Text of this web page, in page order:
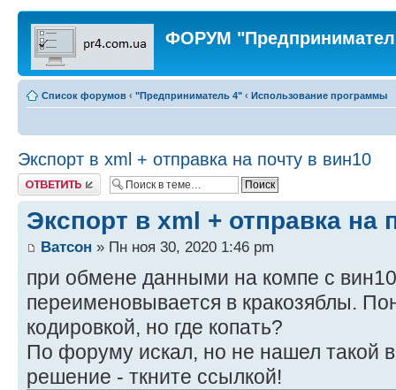
ФОРУМ
Список форумов ‹ "Предприниматель 4" ‹ Использование программы
Экспорт в xml + отправка на почту в вин10
Ответить
Экспорт в xml + отправка на
Ватсон » Пн ноя 30, 2020 1:46 pm
при обмене данными на компе с
переименовывается в кракозяблы.
кодировкой, но где копать?
По форуму искал, но не нашел такой
решение - ткните ссылкой!